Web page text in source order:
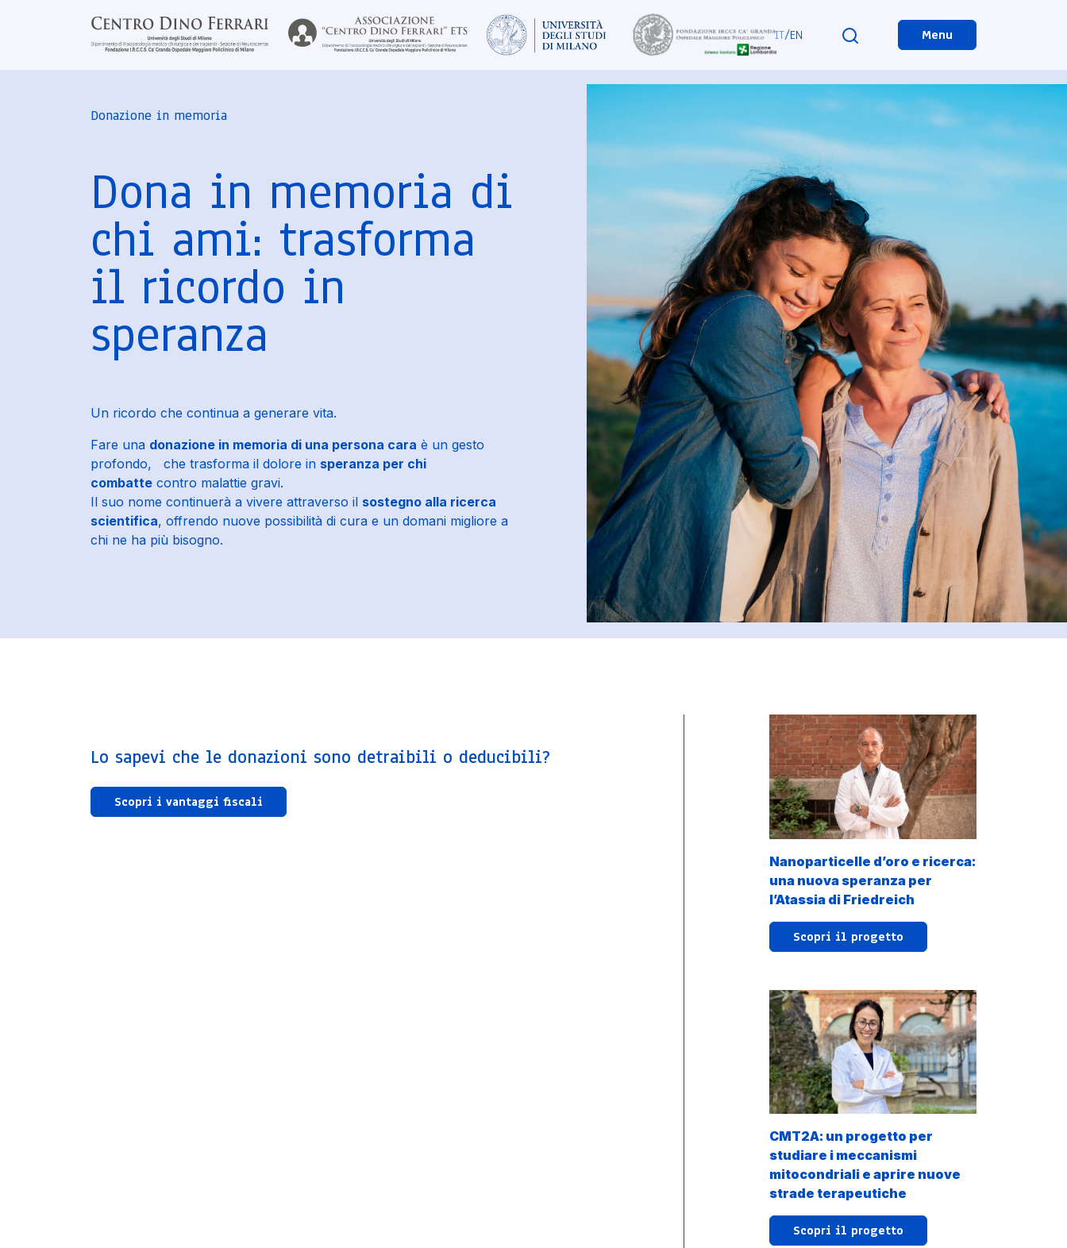
IT/EN Menu
Donazione in memoria
Dona in memoria di
chi ami: trasforma
il ricordo in
speranza
Un ricordo che continua a generare vita.
Fare una donazione in memoria di una persona cara è un gesto
profondo, che trasforma il dolore in speranza per chi
combatte contro malattie gravi.
Il suo nome continuerà a vivere attraverso il sostegno alla ricerca
scientifica, offrendo nuove possibilità di cura e un domani migliore a
chi ne ha più bisogno.
Lo sapevi che le donazioni sono detraibili o deducibili?
Scopri i vantaggi fiscali
Nanoparticelle d’oro e ricerca:
una nuova speranza per
l’Atassia di Friedreich
Scopri il progetto
CMT2A: un progetto per
studiare i meccanismi
mitocondriali e aprire nuove
strade terapeutiche
Scopri il progetto